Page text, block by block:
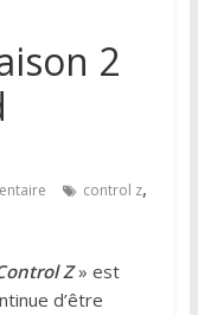
2
control z,
Z» est
d’être